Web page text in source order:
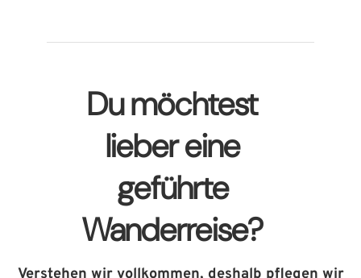
Du möchtest
lieber eine
geführte
Wanderreise?